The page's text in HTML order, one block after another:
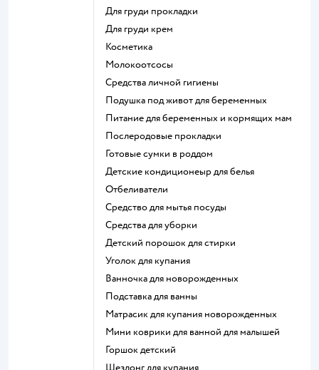
для груди прокладки
для груди крем
косметика
Молокоотсосы
средства личной гигиены
подушка под живот для беременных
питание для беременных и кормящих мам
послеродовые прокладки
готовые сумки в роддом
детские кондиционеыр для белья
отбеливатели
средство для мытья посуды
средства для уборки
детский порошок для стирки
уголок для купания
ванночка для новорожденных
подставка для ванны
матрасик для купания новорожденных
мини коврики для ванной для малышей
горшок детский
шезлонг для купания